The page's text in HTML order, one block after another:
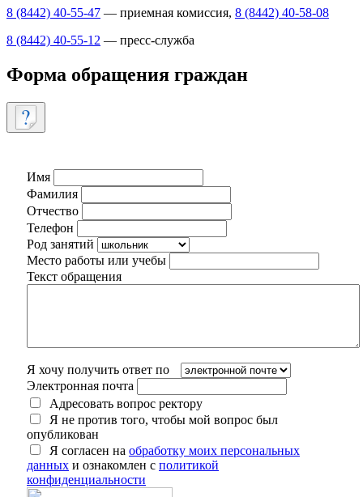
8 (8442) 40-55-47 — приемная комиссия, 8 (8442) 40-58-08
8 (8442) 40-55-12 — пресс-служба
Форма обращения граждан
Имя
Фамилия
Отчество
Телефон
Род занятий
Место работы или учебы
Текст обращения
Я хочу получить ответ по
Электронная почта
Адресовать вопрос ректору
Я не против того, чтобы мой вопрос был
опубликован
Я согласен на обработку моих персональных
данных и ознакомлен с политикой
конфиденциальности